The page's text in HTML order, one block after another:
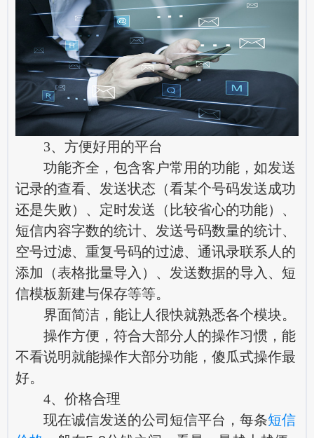
3、方便好用的平台
功能齐全，包含客户常用的功能，如发送
记录的查看、发送状态（看某个号码发送成功
还是失败）、定时发送（比较省心的功能）、
短信内容字数的统计、发送号码数量的统计、
空号过滤、重复号码的过滤、通讯录联系人的
添加（表格批量导入）、发送数据的导入、短
信模板新建与保存等等。
界面简洁，能让人很快就熟悉各个模块。
操作方便，符合大部分人的操作习惯，能
不看说明就能操作大部分功能，傻瓜式操作最
好。
4、价格合理
现在诚信发送的公司短信平台，每条短信